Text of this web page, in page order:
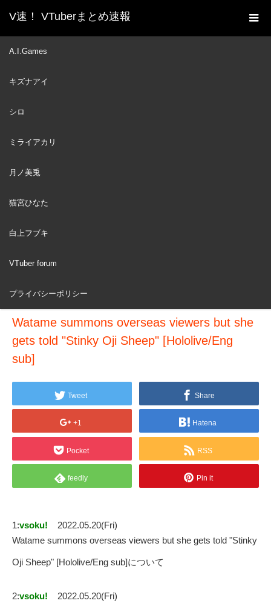
V速！ VTuberまとめ速報
A.I.Games
キズナアイ
シロ
ミライアカリ
月ノ美兎
猫宮ひなた
白上フブキ
VTuber forum
プライバシーポリシー
ホーム
新着動画一覧
[Hololive/Eng sub]
MAY
Watame summons overseas viewers but she
gets told "Stinky Oji Sheep" [Hololive/Eng
sub]
Tweet Share
+1 Hatena
Pocket RSS
feedly Pin it
1:vsoku!
2022.05.20(Fri)
Watame summons overseas viewers but she gets told "Stinky
Oji Sheep" [Hololive/Eng sub]について
2:vsoku! 2022.05.20(Fri)